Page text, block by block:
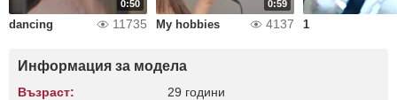
0:50
dancing 11735
0:59
My hobbies 4137 1
Информация за модела
Възраст: 29 години